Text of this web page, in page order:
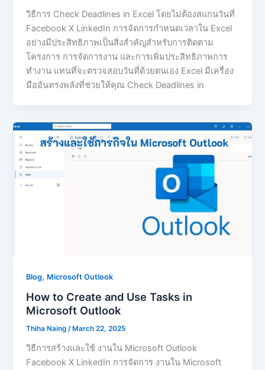
วิธีการ Check Deadlines in Excel โดยไม่ต้องสแกนวันที่
Facebook X LinkedIn การจัดการกำหนดเวลาใน Excel
อย่างมีประสิทธิภาพเป็นสิ่งสำคัญสำหรับการติดตาม
โครงการ การจัดการงาน และการเพิ่มประสิทธิภาพการ
ทำงาน แทนที่จะตรวจสอบวันที่ด้วยตนเอง Excel มีเครื่อง
มืออันทรงพลังที่ช่วยให้คุณ Check Deadlines in
Blog, Microsoft Outlook
How to Create and Use Tasks in
Microsoft Outlook
Thiha Naing/ March 22, 2025
วิธีการสร้างและใช้ งานใน Microsoft Outlook
Facebook X LinkedIn การจัดการ งานใน Microsoft